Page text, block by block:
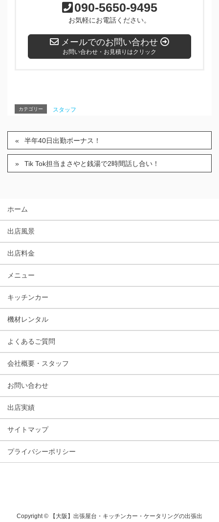
090-5650-9495
お気軽にお電話ください。
メールでのお問い合わせ
お問い合わせ・お見積りはクリック
カテゴリー スタッフ
半年40日出勤ボーナス！
Tik Tok担当まさやと銭湯で2時間話し合い！
ホーム
出店風景
出店料金
メニュー
キッチンカー
機材レンタル
よくあるご質問
会社概要・スタッフ
お問い合わせ
出店実績
サイトマップ
プライバシーポリシー
Copyright © 【大阪】出張屋台・キッチンカー・ケータリングの出張出